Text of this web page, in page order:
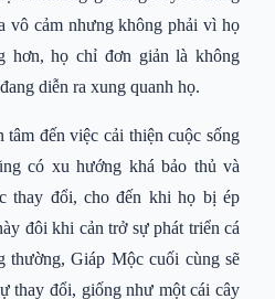
vô cảm nhưng không phải vì họ
hơn, họ chỉ đơn giản là không
diễn ra xung quanh họ.
đến việc cải thiện cuộc sống
có xu hướng khá bảo thủ và
thay đổi, cho đến khi họ bị ép
đôi khi cản trở sự phát triển cá
thường, Giáp Mộc cuối cùng sẽ
thay đổi, giống như một cái cây